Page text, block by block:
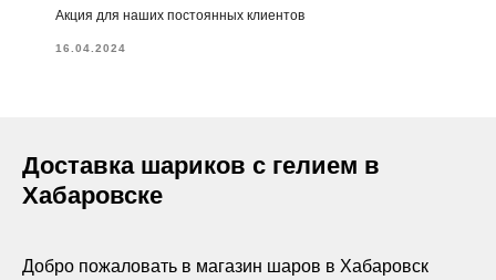
Акция для наших постоянных клиентов
16.04.2024
Доставка шариков с гелием в
Хабаровске
Добро пожаловать в магазин шаров в Хабаровск